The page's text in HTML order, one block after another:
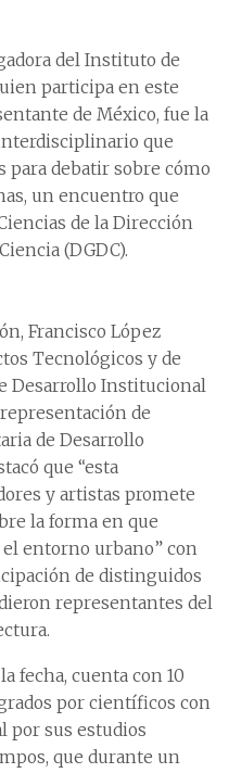
del Instituto de
participa en este
de México, fue la
que
para debatir sobre cómo
un encuentro que
de la Dirección
(DGDC).
Francisco López
Tecnológicos y de
Desarrollo Institucional
de
de Desarrollo
que “esta
y artistas promete
la forma en que
entorno urbano” con
de distinguidos
representantes del
fecha, cuenta con 10
por científicos con
por sus estudios
que durante un